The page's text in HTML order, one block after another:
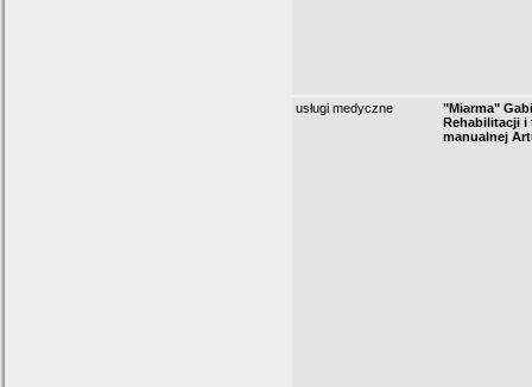
usługi medyczne
"Miarma"
Rehabilitacji i
manualnej